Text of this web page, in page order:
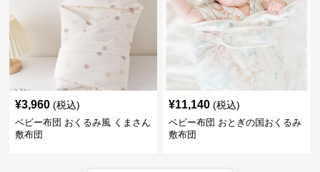
¥3,960 (税込)
ベビー布団 おくるみ風 くまさん
敷布団
¥11,140 (税込)
ベビー布団 おとぎの国おくるみ
敷布団